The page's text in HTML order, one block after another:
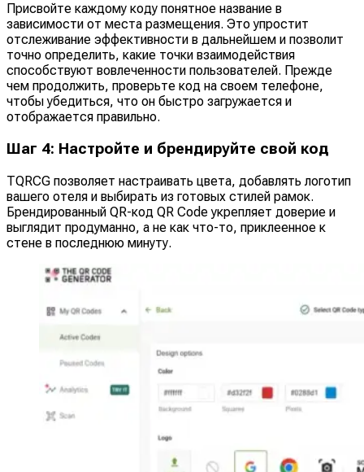
Присвойте каждому коду понятное название в
зависимости от места размещения. Это упростит
отслеживание эффективности в дальнейшем и позволит
точно определить, какие точки взаимодействия
способствуют вовлеченности пользователей. Прежде
чем продолжить, проверьте код на своем телефоне,
чтобы убедиться, что он быстро загружается и
отображается правильно.
Шаг 4: Настройте и брендируйте свой код
TQRCG позволяет настраивать цвета, добавлять логотип
вашего отеля и выбирать из готовых стилей рамок.
Брендированный QR-код QR Code укрепляет доверие и
выглядит продуманно, а не как что-то, приклеенное к
стене в последнюю минуту.